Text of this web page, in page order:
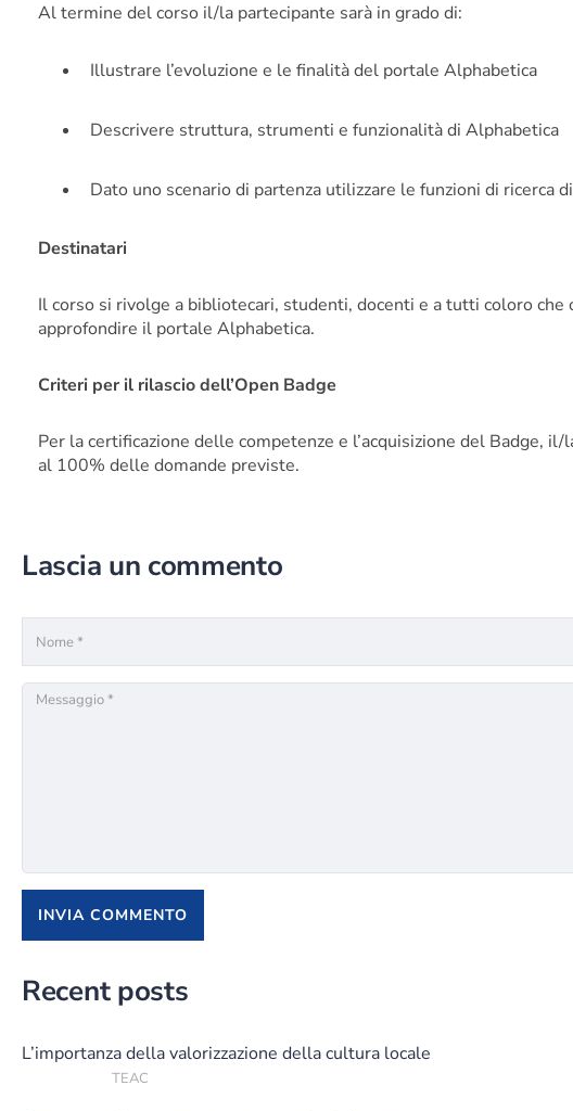
Al termine del corso il/la partecipante sarà in grado di:
Illustrare l’evoluzione e le finalità del portale Alphabetica
Descrivere struttura, strumenti e funzionalità di Alphabetica
Dato uno scenario di partenza utilizzare le funzioni di ricerca di
Destinatari
Il corso si rivolge a bibliotecari, studenti, docenti e a tutti coloro
approfondire il portale Alphabetica.
Criteri per il rilascio dell’Open Badge
Per la certificazione delle competenze e l’acquisizione del Badge, il/
al 100% delle domande previste.
Lascia un commento
Recent posts
L’importanza della valorizzazione della cultura locale
TEAC